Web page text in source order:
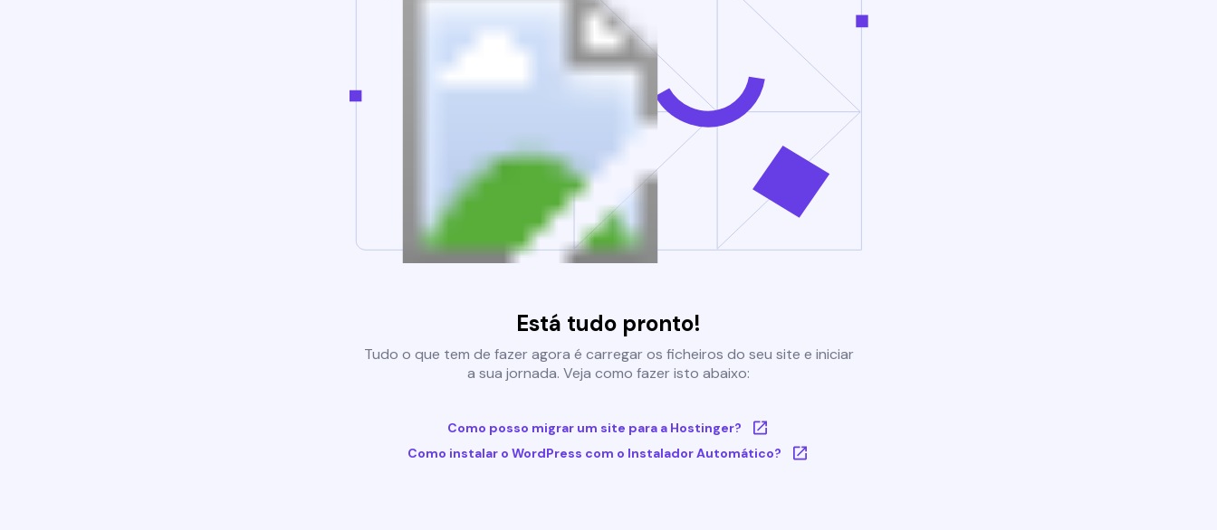
Está tudo pronto!
Tudo o que tem de fazer agora é carregar os ficheiros do seu site e iniciar
a sua jornada. Veja como fazer isto abaixo:
Como posso migrar um site para a Hostinger?
Como instalar o WordPress com o Instalador Automático?